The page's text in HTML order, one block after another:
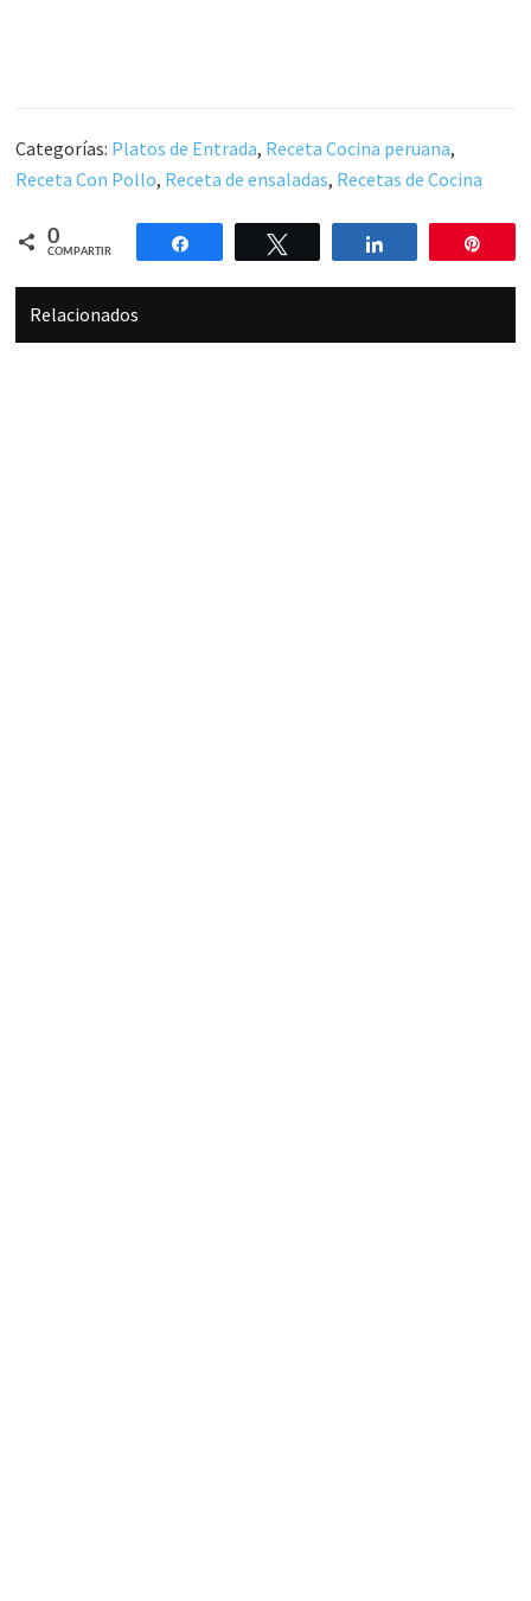
Categorías: Platos de Entrada, Receta Cocina peruana,
Receta Con Pollo, Receta de ensaladas, Recetas de Cocina
0
COMPARTIR
Compartir Compartir
Relacionados